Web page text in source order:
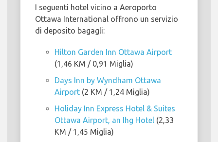
I seguenti hotel vicino a Aeroporto
Ottawa International offrono un servizio
di deposito bagagli:
Hilton Garden Inn Ottawa Airport
(1,46 KM / 0,91 Miglia)
Days Inn by Wyndham Ottawa
Airport (2 KM / 1,24 Miglia)
Holiday Inn Express Hotel & Suites
Ottawa Airport, an Ihg Hotel (2,33
KM / 1,45 Miglia)